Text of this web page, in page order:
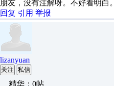
朋友，没有注解呀。不好看明白。
回复 引用 举报
lizanyuan
关注 私信
精华：0帖